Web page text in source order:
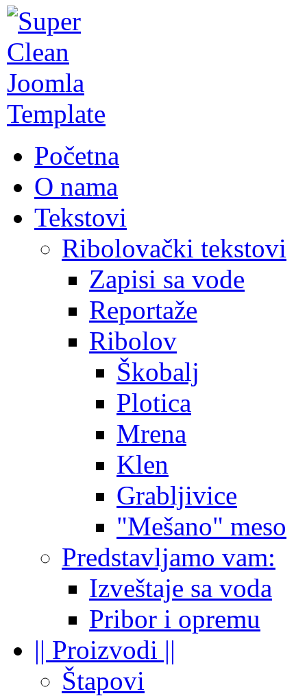
Početna
O nama
Tekstovi
Ribolovački tekstovi
Zapisi sa vode
Reportaže
Ribolov
Škobalj
Plotica
Mrena
Klen
Grabljivice
"Mešano" meso
Predstavljamo vam:
Izveštaje sa voda
Pribor i opremu
|| Proizvodi ||
Štapovi